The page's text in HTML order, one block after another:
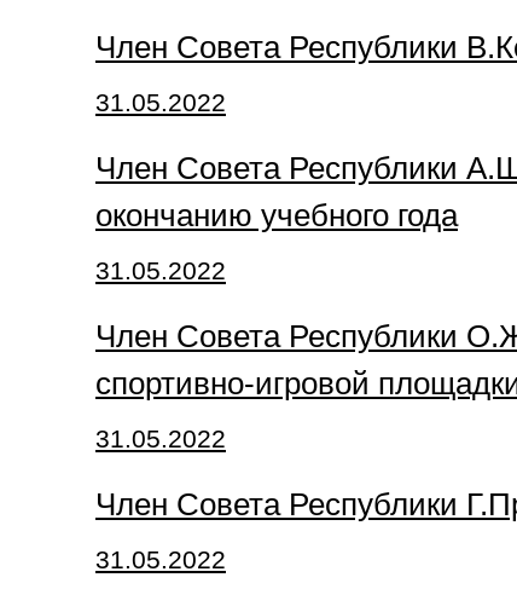
Член Совета Республики
31.05.2022
Член Совета Республики
окончанию учебного года
31.05.2022
Член Совета Республики
спортивно-игровой
31.05.2022
Член Совета Республики
31.05.2022